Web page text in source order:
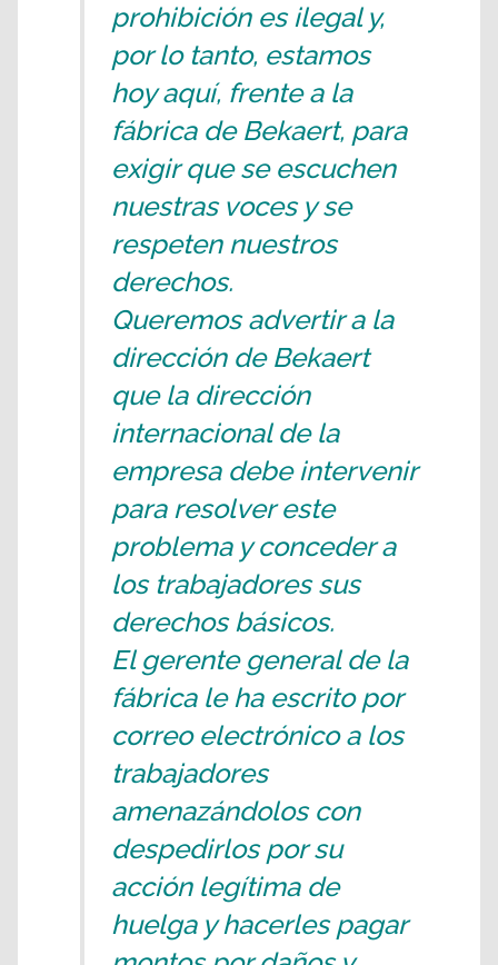
prohibición es ilegal y,
por lo tanto, estamos
hoy aquí, frente a la
fábrica de Bekaert, para
exigir que se escuchen
nuestras voces y se
respeten nuestros
derechos.
Queremos advertir a la
dirección de Bekaert
que la dirección
internacional de la
empresa debe intervenir
para resolver este
problema y conceder a
los trabajadores sus
derechos básicos.
El gerente general de la
fábrica le ha escrito por
correo electrónico a los
trabajadores
amenazándolos con
despedirlos por su
acción legítima de
huelga y hacerles pagar